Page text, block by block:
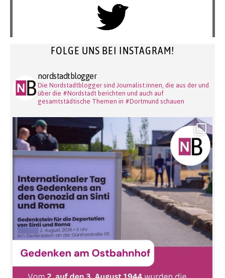
FOLGE UNS BEI INSTAGRAM!
nordstadtblogger
Die Nordstadtblogger sind Journalist:innen, die aus der und
über die #Nordstadt berichten und auch auf
gesamtstädtische Themen in #Dortmund schauen